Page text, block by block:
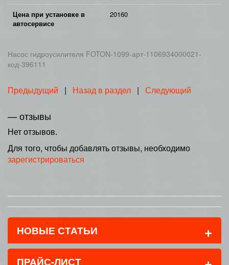
Цена при установке в
автосервисе
20160
Насос гидроусилителя FOTON-1099-арт-1106934000021-
код-396111
Предыдущий | Назад в раздел | Следующий
— отзывы
Нет отзывов.
Для того, чтобы добавлять отзывы, необходимо
зарегистрироваться
НОВЫЕ СТАТЬИ +
ПРАЙС-ЛИСТ